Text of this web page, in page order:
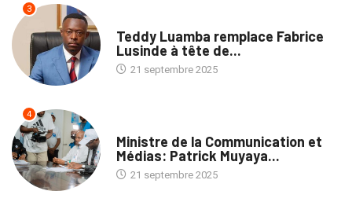
3
Teddy Luamba remplace Fabrice
Lusinde à tête de...
21 septembre 2025
4
Ministre de la Communication et
Médias: Patrick Muyaya...
21 septembre 2025